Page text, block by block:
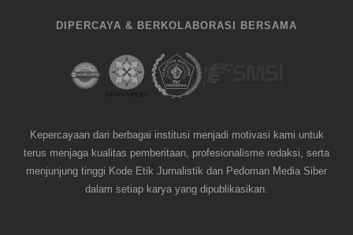
DIPERCAYA & BERKOLABORASI BERSAMA
Kepercayaan dari berbagai institusi menjadi motivasi kami untuk
terus menjaga kualitas pemberitaan, profesionalisme redaksi, serta
menjunjung tinggi Kode Etik Jurnalistik dan Pedoman Media Siber
dalam setiap karya yang dipublikasikan.